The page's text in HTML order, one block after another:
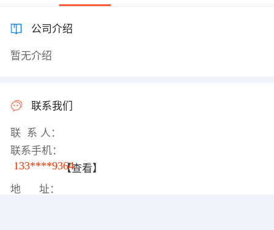
公司介绍
暂无介绍
联系我们
联 系 人：
联系手机：
133****9364【查看】
地 址：